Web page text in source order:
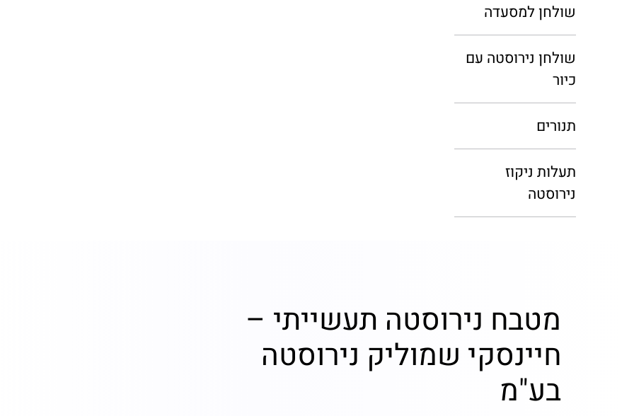
שולחן למסעדה
שולחן נירוסטה עם
כיור
תנורים
תעלות ניקוז
נירוסטה
מטבח נירוסטה תעשייתי –
חיינסקי שמוליק נירוסטה
בע"מ